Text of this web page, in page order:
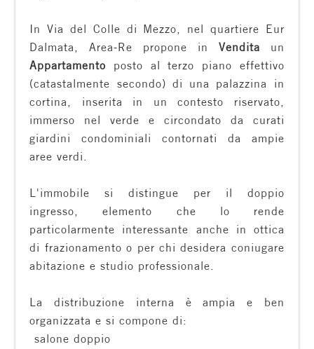
In Via del Colle di Mezzo, nel quartiere Eur
Dalmata, Area-Re propone in Vendita un
Appartamento posto al terzo piano effettivo
(catastalmente secondo) di una palazzina in
cortina, inserita in un contesto riservato,
immerso nel verde e circondato da curati
giardini condominiali contornati da ampie
aree verdi.
L'immobile si distingue per il doppio
ingresso, elemento che lo rende
particolarmente interessante anche in ottica
di frazionamento o per chi desidera coniugare
abitazione e studio professionale.
La distribuzione interna è ampia e ben
organizzata e si compone di:
 salone doppio
multiscelta
Qualsiasi
Residenziali
Commerciali
Prezzo